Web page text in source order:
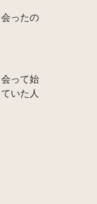
ったの
って始
いた人